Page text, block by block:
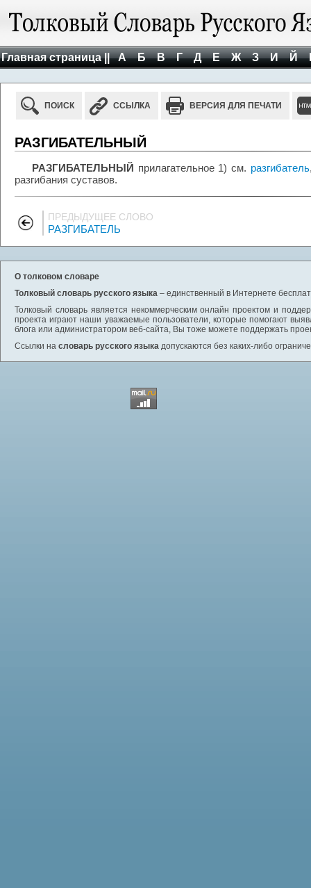
Главная страница || А Б В Г Д Е Ж З И Й
ПОИСК ССЫЛКА ВЕРСИЯ ДЛЯ ПЕЧАТИ
РАЗГИБАТЕЛЬНЫЙ
РАЗГИБАТЕЛЬНЫЙ прилагательное 1) см. разгибатель
разгибания суставов.
ПРЕДЫДУЩЕЕ СЛОВО
РАЗГИБАТЕЛЬ
О толковом словаре
Толковый словарь русского языка – единственный в Интернете
Толковый словарь является некоммерческим онлайн проектом и
проекта играют наши уважаемые пользователи, которые помогают
блога или администратором веб-сайта, Вы тоже можете поддержать
Ссылки на словарь русского языка допускаются без каких-либо